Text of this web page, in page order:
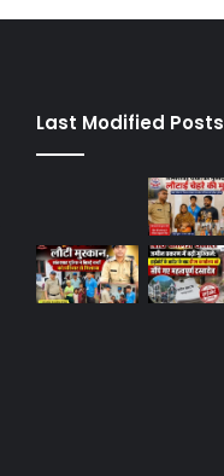
Last Modified Posts